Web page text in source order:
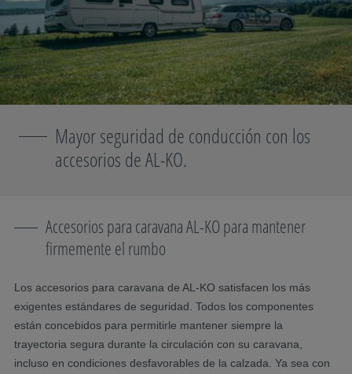
Mayor seguridad de conducción con los
accesorios de AL-KO.
Accesorios para caravana AL-KO para mantener
firmemente el rumbo
Los accesorios para caravana de AL-KO satisfacen los más
exigentes estándares de seguridad. Todos los componentes
están concebidos para permitirle mantener siempre la
trayectoria segura durante la circulación con su caravana,
incluso en condiciones desfavorables de la calzada. Ya sea con